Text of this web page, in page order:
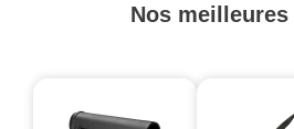
Nos meilleures